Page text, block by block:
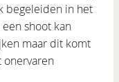
begeleiden in het
shoot kan
maar dit komt
onervaren